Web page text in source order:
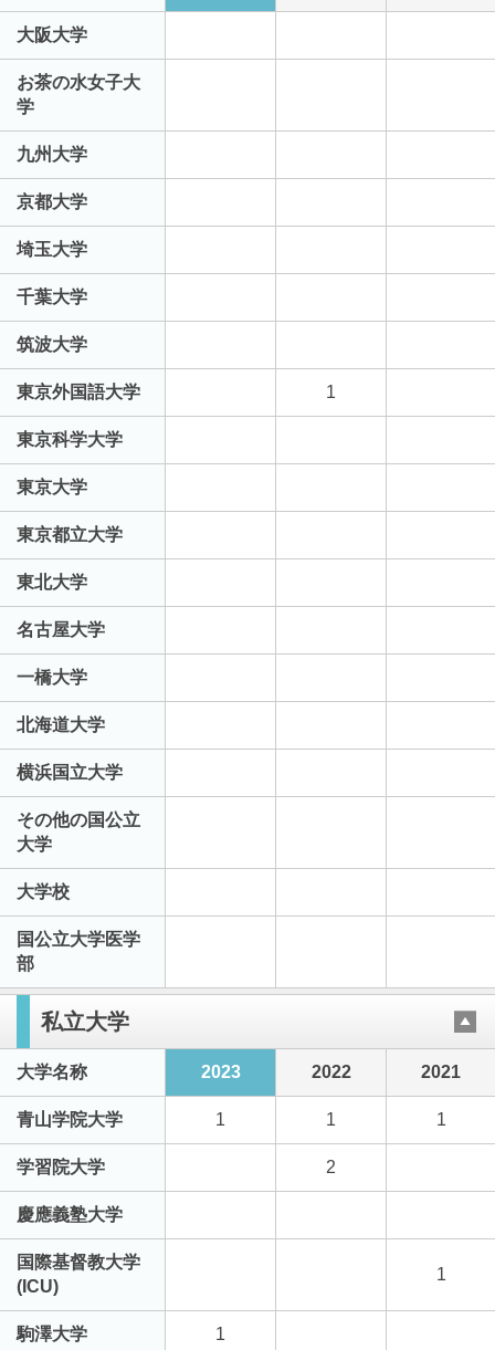
大阪大学
お茶の水女子大
学
九州大学
京都大学
埼玉大学
千葉大学
筑波大学
東京外国語大学 1
東京科学大学
東京大学
東京都立大学
東北大学
名古屋大学
一橋大学
北海道大学
横浜国立大学
その他の国公立
大学
大学校
国公立大学医学
部
私立大学
大学名称 2023 2022 2021
青山学院大学 1 1 1
学習院大学 2
慶應義塾大学
国際基督教大学
(ICU)
1
駒澤大学 1